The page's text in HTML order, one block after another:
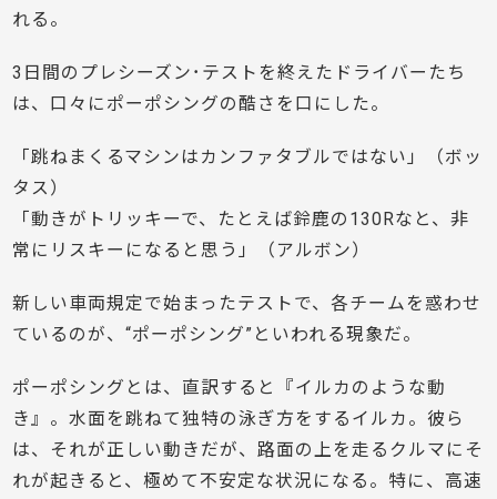
れる。
3日間のプレシーズン･テストを終えたドライバーたち
は、口々にポーポシングの酷さを口にした。
「跳ねまくるマシンはカンファタブルではない」（ボッ
タス）
「動きがトリッキーで、たとえば鈴鹿の130Rなと、非
常にリスキーになると思う」（アルボン）
新しい車両規定で始まったテストで、各チームを惑わせ
ているのが、“ポーポシング”といわれる現象だ。
ポーポシングとは、直訳すると『イルカのような動
き』。水面を跳ねて独特の泳ぎ方をするイルカ。彼ら
は、それが正しい動きだが、路面の上を走るクルマにそ
れが起きると、極めて不安定な状況になる。特に、高速